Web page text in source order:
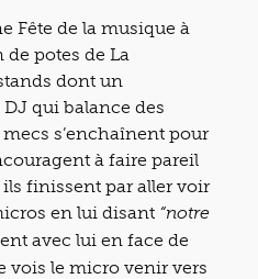
Fête de la musique à
de potes de La
dont un
qui balance des
s’enchaînent pour
à faire pareil
ils finissent par aller voir
en lui disant “notre
avec lui en face de
vois le micro venir vers